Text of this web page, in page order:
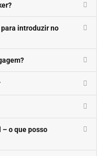
para introduzir no
o que posso